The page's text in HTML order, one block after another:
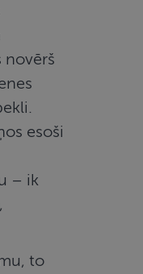
novērš
esoši
– ik
to